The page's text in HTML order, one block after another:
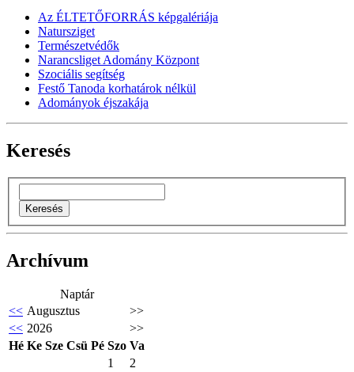
Az ÉLTETŐFORRÁS képgalériája
Natursziget
Természetvédők
Narancsliget Adomány Központ
Szociális segítség
Festő Tanoda korhatárok nélkül
Adományok éjszakája
Keresés
Archívum
Naptár
<< Augusztus
>>
<< 2026
>>
Hé Ke Sze Csü Pé Szo Va
1
2